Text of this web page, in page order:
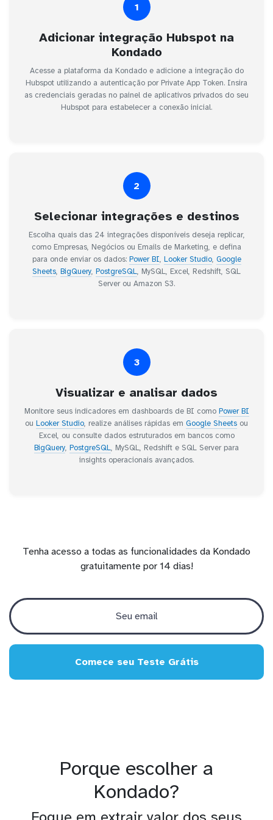
1
Adicionar integração Hubspot na
Kondado
Acesse a plataforma da Kondado e adicione a integração do
Hubspot utilizando a autenticação por Private App Token. Insira
as credenciais geradas no painel de aplicativos privados do seu
Hubspot para estabelecer a conexão inicial.
2
Selecionar integrações e destinos
Escolha quais das 24 integrações disponíveis deseja replicar,
como Empresas, Negócios ou Emails de Marketing, e defina
para onde enviar os dados: Power BI, Looker Studio, Google
Sheets, BigQuery, PostgreSQL, MySQL, Excel, Redshift, SQL
Server ou Amazon S3.
3
Visualizar e analisar dados
Monitore seus indicadores em dashboards de BI como Power BI
ou Looker Studio, realize análises rápidas em Google Sheets ou
Excel, ou consulte dados estruturados em bancos como
BigQuery, PostgreSQL, MySQL, Redshift e SQL Server para
insights operacionais avançados.
Tenha acesso a todas as funcionalidades da Kondado
gratuitamente por 14 dias!
Comece seu Teste Grátis
Porque escolher a
Kondado?